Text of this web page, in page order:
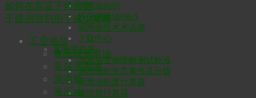
润滑油知识
环保润滑油Q&A
润滑油技术术语表
下载中心
实验室信息
润滑油生物降解测试标准
润滑油的生态毒性及分级
润滑油粘度计算器
碳排放计算器
如何在高温下烤面包
干膜润滑剂用于减少摩擦
工业油品
食品级润滑油
高温润滑油
润滑脂
液压油